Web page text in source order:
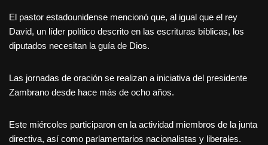
El pastor estadounidense mencionó que, al igual que el rey
David, un líder político descrito en las escrituras bíblicas, los
diputados necesitan la guía de Dios.
Las jornadas de oración se realizan a iniciativa del presidente
Zambrano desde hace más de ocho años.
Este miércoles participaron en la actividad miembros de la junta
directiva, así como parlamentarios nacionalistas y liberales.